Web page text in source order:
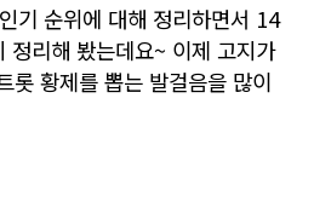
기 순위에 대해 정리하면서 14
정리해 봤는데요~ 이제 고지가
롯 황제를 뽑는 발걸음을 많이